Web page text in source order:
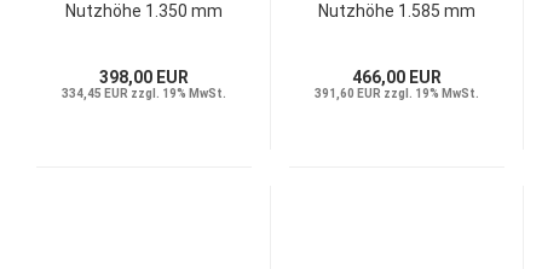
Nutzhöhe 1.350 mm
398,00 EUR
334,45 EUR zzgl. 19% MwSt.
Nutzhöhe 1.585 mm
466,00 EUR
391,60 EUR zzgl. 19% MwSt.